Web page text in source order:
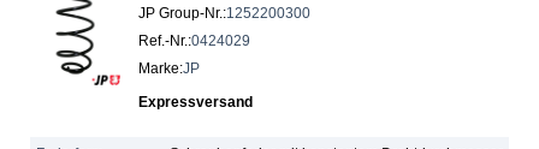
JP Group-Nr.:1252200300
Ref.-Nr.:0424029
Marke:JP
Expressversand